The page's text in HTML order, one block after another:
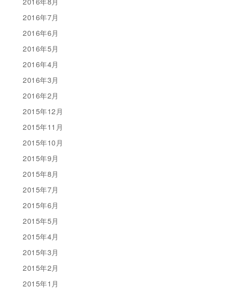
2016年7月
2016年6月
2016年5月
2016年4月
2016年3月
2016年2月
2015年12月
2015年11月
2015年10月
2015年9月
2015年8月
2015年7月
2015年6月
2015年5月
2015年4月
2015年3月
2015年2月
2015年1月